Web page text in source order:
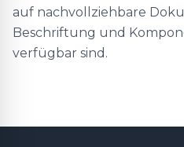
auf nachvollziehbare
Beschriftung und
verfügbar sind.